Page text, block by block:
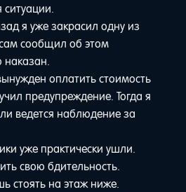
я уже закрасил одну из
сообщил об этом
наказан.
оплатить стоимость
предупреждение. Тогда я
ведется наблюдение за
уже практически ушли.
свою бдительность.
стоять на этаж ниже.